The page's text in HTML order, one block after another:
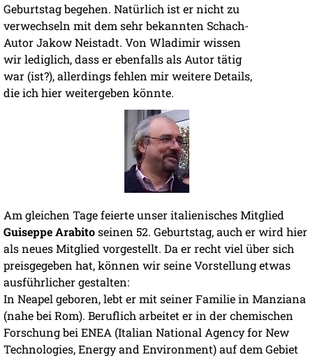
Geburtstag begehen. Natürlich ist er nicht zu
verwechseln mit dem sehr bekannten Schach-
Autor Jakow Neistadt. Von Wladimir wissen
wir lediglich, dass er ebenfalls als Autor tätig
war (ist?), allerdings fehlen mir weitere Details,
die ich hier weitergeben könnte.
Am gleichen Tage feierte unser italienisches Mitglied
Guiseppe Arabitoseinen 52. Geburtstag, auch er wird hier
als neues Mitglied vorgestellt. Da er recht viel über sich
preisgegeben hat, können wir seine Vorstellung etwas
ausführlicher gestalten:
In Neapel geboren, lebt er mit seiner Familie in Manziana
(nahe bei Rom). Beruflich arbeitet er in der chemischen
Forschung bei ENEA (Italian National Agency for New
Technologies, Energy and Environment) auf dem Gebiet